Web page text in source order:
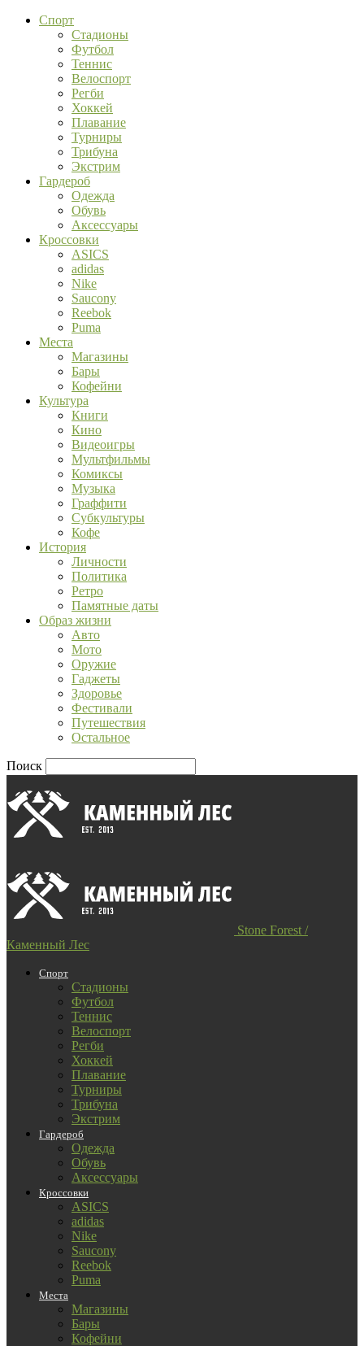
Спорт
Стадионы
Футбол
Теннис
Велоспорт
Регби
Хоккей
Плавание
Турниры
Трибуна
Экстрим
Гардероб
Одежда
Обувь
Аксессуары
Кроссовки
ASICS
adidas
Nike
Saucony
Reebok
Puma
Места
Магазины
Бары
Кофейни
Культура
Книги
Кино
Видеоигры
Мультфильмы
Комиксы
Музыка
Граффити
Субкультуры
Кофе
История
Личности
Политика
Ретро
Памятные даты
Образ жизни
Авто
Мото
Оружие
Гаджеты
Здоровье
Фестивали
Путешествия
Остальное
Поиск
Stone Forest /
Каменный Лес
Спорт
Стадионы
Футбол
Теннис
Велоспорт
Регби
Хоккей
Плавание
Турниры
Трибуна
Экстрим
Гардероб
Одежда
Обувь
Аксессуары
Кроссовки
ASICS
adidas
Nike
Saucony
Reebok
Puma
Места
Магазины
Бары
Кофейни